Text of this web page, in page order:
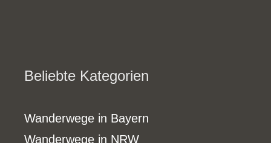
Beliebte Kategorien
Wanderwege in Bayern
Wanderwege in NRW